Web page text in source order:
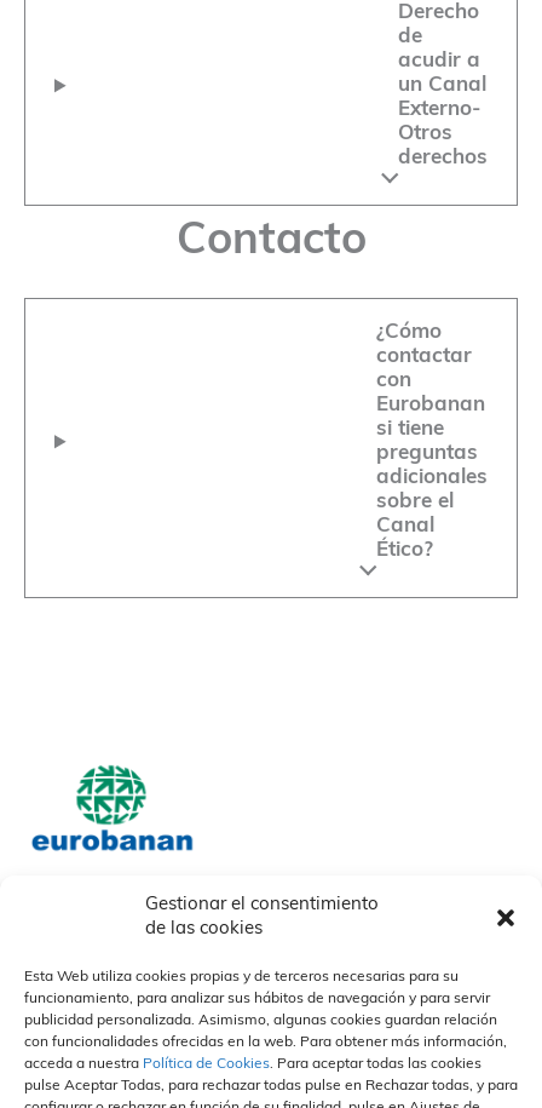
Gestionar el consentimiento
de las cookies
Esta Web utiliza cookies propias y de terceros necesarias para su
funcionamiento, para analizar sus hábitos de navegación y para servir
publicidad personalizada. Asimismo, algunas cookies guardan relación
con funcionalidades ofrecidas en la web. Para obtener más información,
acceda a nuestra Política de Cookies. Para aceptar todas las cookies
pulse Aceptar Todas, para rechazar todas pulse en Rechazar todas, y para
Derecho
de
acudir a
un Canal
Externo-
Otros
derechos
Contacto
¿Cómo
contactar
con
Eurobanan
si tiene
preguntas
adicionales
sobre el
Canal
Ético?
Descargables
Nuestros Campos
Propuesta de valor
Sostenibilidad
Otras
¿Cómo trabajamos?
Divisiones
Especialización
Calidad
Organización y Personas
Vida en la empresa
Portal del empleado
Únete a nuestro equipo
Personas